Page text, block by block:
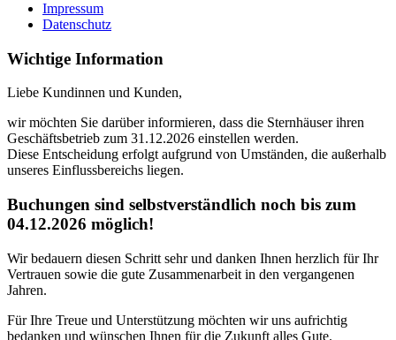
Impressum
Datenschutz
Wichtige Information
Liebe Kundinnen und Kunden,
wir möchten Sie darüber informieren, dass die Sternhäuser ihren
Geschäftsbetrieb zum 31.12.2026 einstellen werden.
Diese Entscheidung erfolgt aufgrund von Umständen, die außerhalb
unseres Einflussbereichs liegen.
Buchungen sind selbstverständlich noch bis zum
04.12.2026 möglich!
Wir bedauern diesen Schritt sehr und danken Ihnen herzlich für Ihr
Vertrauen sowie die gute Zusammenarbeit in den vergangenen
Jahren.
Für Ihre Treue und Unterstützung möchten wir uns aufrichtig
bedanken und wünschen Ihnen für die Zukunft alles Gute.